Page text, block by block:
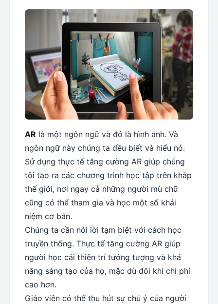
AR là một ngôn ngữ và đó là hình ảnh. Và
ngôn ngữ này chúng ta đều biết và hiểu nó.
Sử dụng thực tế tăng cường AR giúp chúng
tôi tạo ra các chương trình học tập trên khắp
thế giới, nơi ngay cả những người mù chữ
cũng có thể tham gia và học một số khái
niệm cơ bản.
Chúng ta cần nói lời tạm biệt với cách học
truyền thống. Thực tế tăng cường AR giúp
người học cải thiện trí tưởng tượng và khả
năng sáng tạo của họ, mặc dù đôi khi chi phí
cao hơn.
Giáo viên có thể thu hút sự chú ý của người